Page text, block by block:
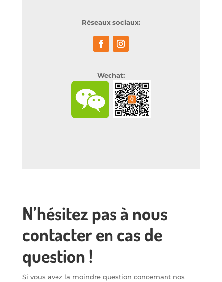
Réseaux sociaux:
Wechat:
N’hésitez pas à nous
contacter en cas de
question !
Si vous avez la moindre question concernant nos